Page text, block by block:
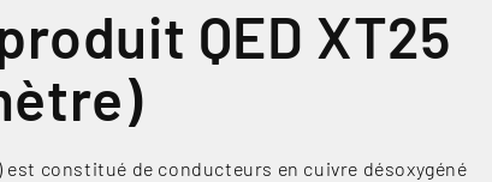
QED XT25
est constitué de conducteurs en cuivre désoxygéné